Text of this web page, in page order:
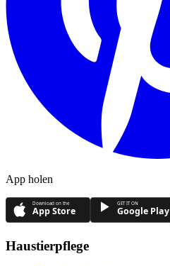
App holen
Download on the
App Store
GET IT ON
Google Play
Haustierpflege